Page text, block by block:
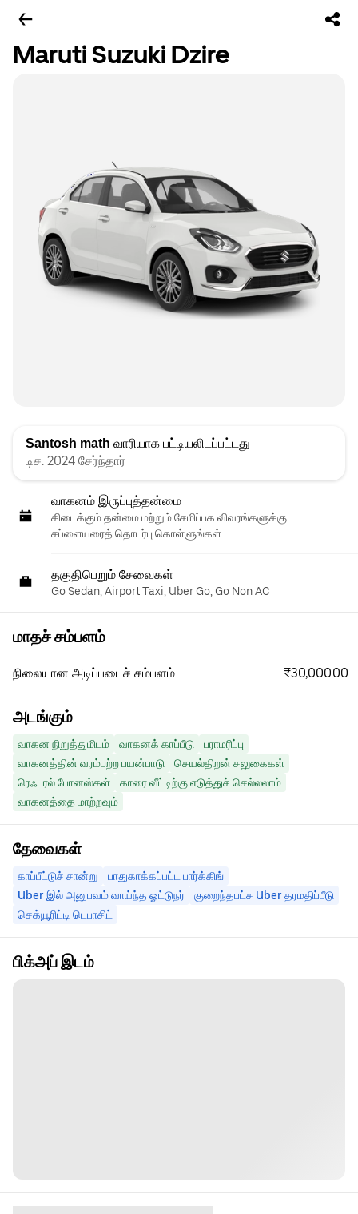
Maruti Suzuki Dzire
Santosh math வாரியாக பட்டியலிடப்பட்டது
டிச. 2024 சேர்ந்தார்
வாகனம் இருப்புத்தன்மை
கிடைக்கும் தன்மை மற்றும் சேமிப்பக விவரங்களுக்கு
சப்ளையரைத் தொடர்பு கொள்ளுங்கள்
தகுதிபெறும் சேவைகள்
Go Sedan, Airport Taxi, Uber Go, Go Non AC
மாதச் சம்பளம்
நிலையான அடிப்படைச் சம்பளம் ₹30,000.00
அடங்கும்
வாகன நிறுத்துமிடம் வாகனக் காப்பீடு
பராமரிப்பு
வாகனத்தின் வரம்பற்ற பயன்பாடு
செயல்திறன் சலுகைகள்
ரெஃபரல் போனஸ்கள்
காரை வீட்டிற்கு எடுத்துச் செல்லலாம்
வாகனத்தை மாற்றவும்
தேவைகள்
காப்பீட்டுச் சான்று
பாதுகாக்கப்பட்ட பார்க்கிங்
Uber இல் அனுபவம் வாய்ந்த ஓட்டுநர்
குறைந்தபட்ச Uber தரமதிப்பீடு
செக்யூரிட்டி டெபாசிட்
பிக்அப் இடம்